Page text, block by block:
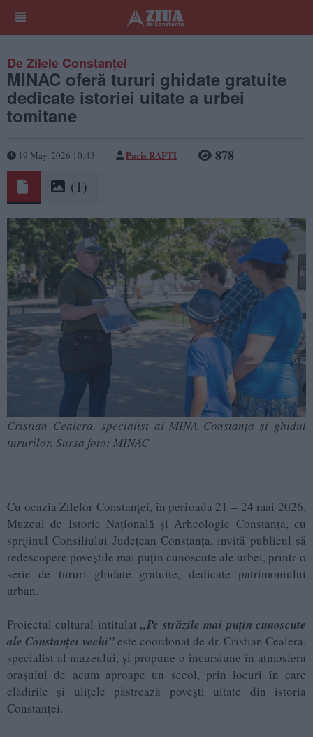
De Zilele Constanței
MINAC oferă tururi ghidate gratuite
dedicate istoriei uitate a urbei
tomitane
19 May, 2026 10:43 Paris RAFTI 878
(1)
Cristian Cealera, specialist al MINA Constanța și ghidul
tururilor. Sursa foto: MINAC
Cu ocazia Zilelor Constanței, în perioada 21 – 24 mai 2026,
Muzeul de Istorie Națională și Arheologie Constanța, cu
sprijinul Consiliului Județean Constanța, invită publicul să
redescopere poveștile mai puțin cunoscute ale urbei, printr-o
serie de tururi ghidate gratuite, dedicate patrimoniului
urban.
Proiectul cultural intitulat„Pe străzile mai puțin cunoscute
ale Constanței vechi”este coordonat de dr. Cristian Cealera,
specialist al muzeului, și propune o incursiune în atmosfera
orașului de acum aproape un secol, prin locuri în care
clădirile și ulițele păstrează povești uitate din istoria
Constanței.